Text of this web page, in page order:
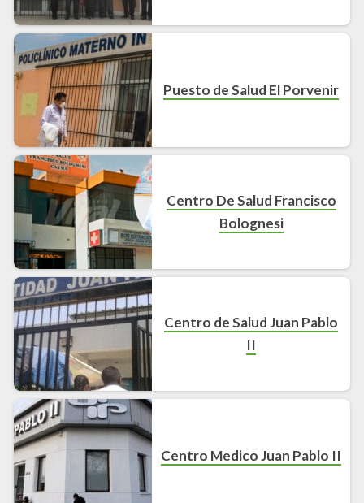
Puesto de Salud El Porvenir
Centro De Salud Francisco
Bolognesi
Centro de Salud Juan Pablo
II
Centro Medico Juan Pablo II